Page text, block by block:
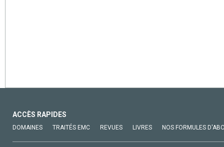
ACCÈS RAPIDES
DOMAINES TRAITÉS EMC REVUES LIVRES NOS FORMULES